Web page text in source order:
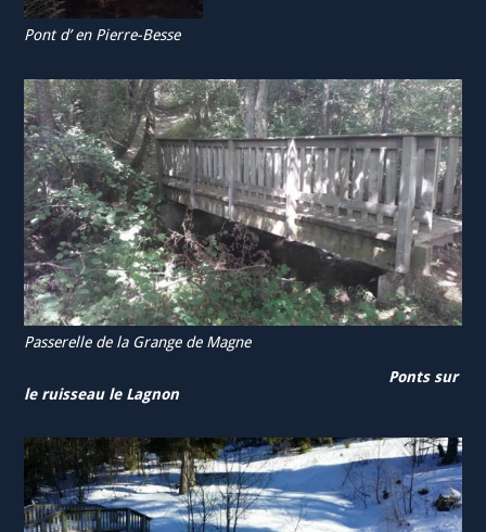
Pont d’ en Pierre-Besse
Passerelle de la Grange de Magne
Ponts sur
le ruisseau le Lagnon